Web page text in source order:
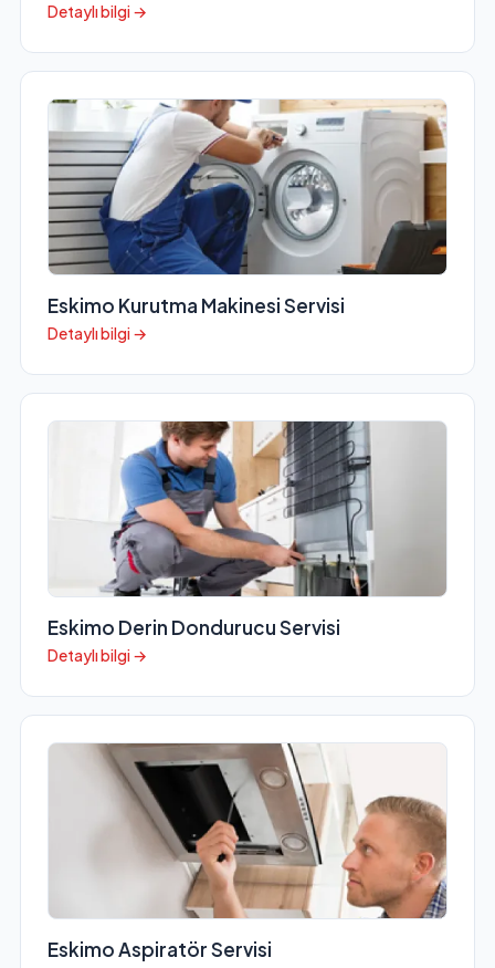
Detaylı bilgi →
Eskimo Kurutma Makinesi Servisi
Detaylı bilgi →
Eskimo Derin Dondurucu Servisi
Detaylı bilgi →
Eskimo Aspiratör Servisi